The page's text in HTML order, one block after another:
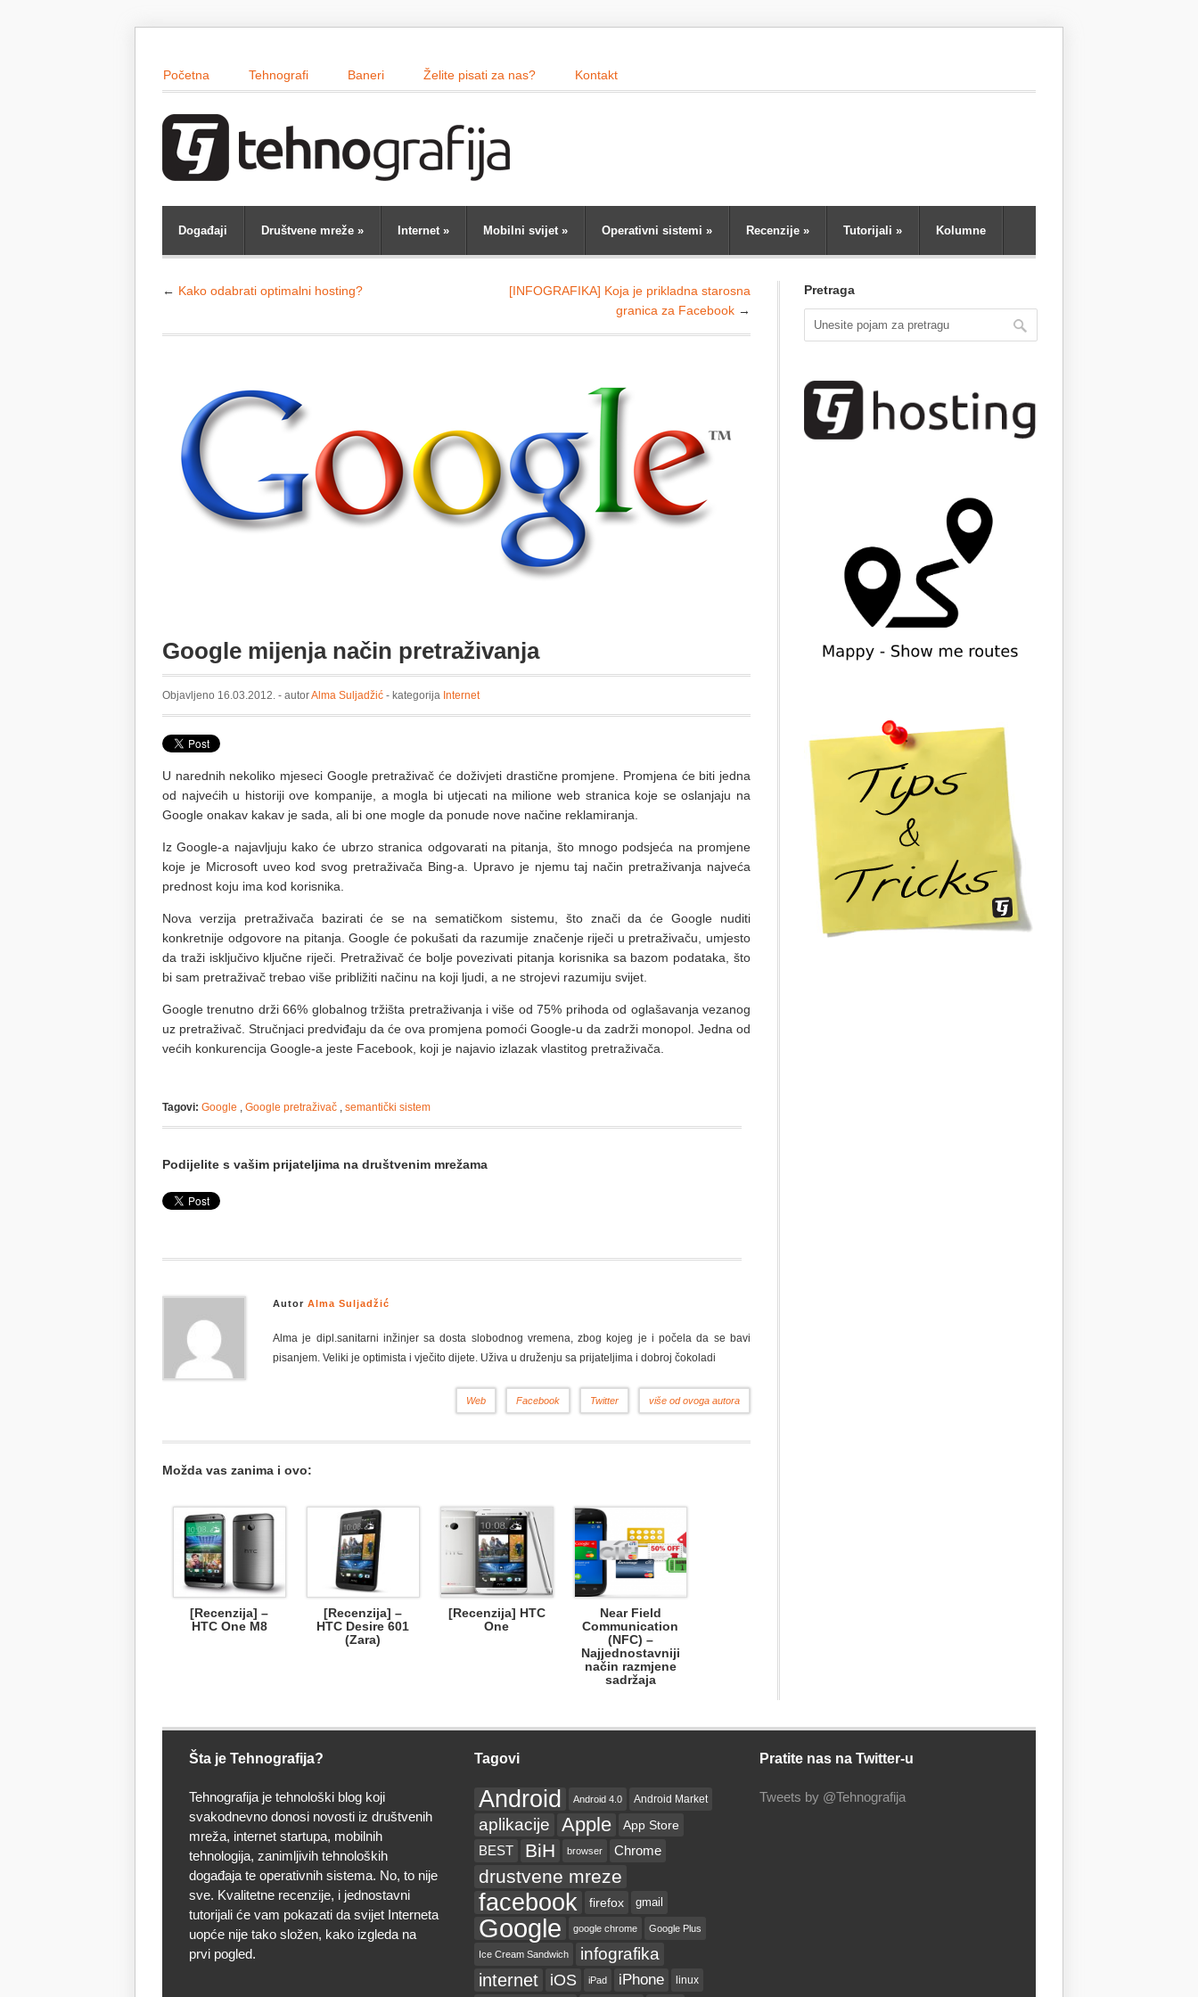
Početna Tehnografi Baneri Želite pisati za nas? Kontakt
Događaji Društvene mreže » Internet» Mobilni svijet» Operativni sistemi » Recenzije » Tutorijali » Kolumne
← Kako odabrati optimalni hosting?
[INFOGRAFIKA] Koja je prikladna starosna
granica za Facebook →
Google mijenja način pretraživanja
Objavljeno 16.03.2012. - autorAlma Suljadžić - kategorija Internet
U narednih nekoliko mjeseci Google pretraživač će doživjeti drastične promjene. Promjena će biti jedna
od najvećih u historiji ove kompanije, a mogla bi utjecati na milione web stranica koje se oslanjaju na
Google onakav kakav je sada, ali bi one mogle da ponude nove načine reklamiranja.
Iz Google-a najavljuju kako će ubrzo stranica odgovarati na pitanja, što mnogo podsjeća na promjene
koje je Microsoft uveo kod svog pretraživača Bing-a. Upravo je njemu taj način pretraživanja najveća
prednost koju ima kod korisnika.
Nova verzija pretraživača bazirati će se na sematičkom sistemu, što znači da će Google nuditi
konkretnije odgovore na pitanja. Google će pokušati da razumije značenje riječi u pretraživaču, umjesto
da traži isključivo ključne riječi. Pretraživač će bolje povezivati pitanja korisnika sa bazom podataka, što
bi sam pretraživač trebao više približiti načinu na koji ljudi, a ne strojevi razumiju svijet.
Google trenutno drži 66% globalnog tržišta pretraživanja i više od 75% prihoda od oglašavanja vezanog
uz pretraživač. Stručnjaci predviđaju da će ova promjena pomoći Google-u da zadrži monopol. Jedna od
većih konkurencija Google-a jeste Facebook, koji je najavio izlazak vlastitog pretraživača.
Tagovi: Google , Google pretraživač , semantički sistem
Podijelite s vašim prijateljima na društvenim mrežama
Autor Alma Suljadžić
Alma je dipl.sanitarni inžinjer sa dosta slobodnog vremena, zbog kojeg je i počela da se bavi
pisanjem. Veliki je optimista i vječito dijete. Uživa u druženju sa prijateljima i dobroj čokoladi
više od ovoga autora
Twitter
Facebook
Web
Možda vas zanima i ovo:
[Recenzija] –
HTC One M8
[Recenzija] –
HTC Desire 601
(Zara)
[Recenzija] HTC
One
Near Field
Communication
(NFC) –
Najjednostavniji
način razmjene
sadržaja
Pretraga
Šta je Tehnografija?
Tehnografija je tehnološki blog koji
svakodnevno donosi novosti iz društvenih
mreža, internet startupa, mobilnih
tehnologija, zanimljivih tehnoloških
događaja te operativnih sistema. No, to nije
sve. Kvalitetne recenzije, i jednostavni
tutorijali će vam pokazati da svijet Interneta
uopće nije tako složen, kako izgleda na
prvi pogled.
Tagovi
Android Android 4.0 Android Market
aplikacije Apple App Store
BEST BiH browser Chrome
drustvene mreze
facebook firefox gmail
Google google chrome Google Plus
Ice Cream Sandwich infografika
internet iOS iPad iPhone linux
Pratite nas na Twitter-u
Tweets by @Tehnografija